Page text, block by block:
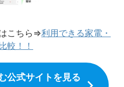
こちら⇒利用できる家電・
較！！
公式サイトを見る